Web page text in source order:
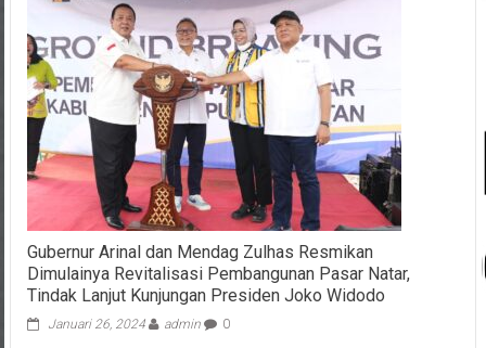
Gubernur Arinal dan Mendag Zulhas Resmikan
Dimulainya Revitalisasi Pembangunan Pasar Natar,
Tindak Lanjut Kunjungan Presiden Joko Widodo
Januari 26, 2024 admin 0